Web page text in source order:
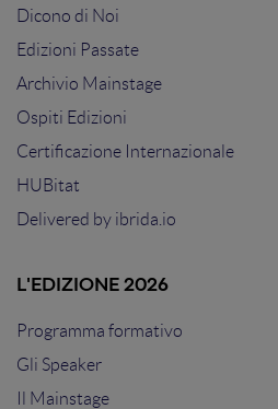
Dicono di Noi
Edizioni Passate
Archivio Mainstage
Ospiti Edizioni
Certificazione Internazionale
HUBitat
Delivered by ibrida.io
L'EDIZIONE 2026
Programma formativo
Gli Speaker
Il Mainstage